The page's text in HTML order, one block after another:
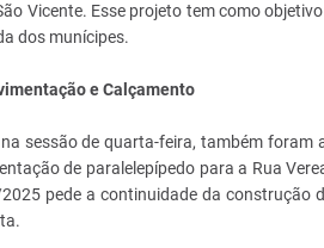
Vicente. Esse projeto tem como
dos munícipes.
e Calçamento
sessão de quarta-feira, também foram
de paralelepípedo para a Rua
pede a continuidade da construção